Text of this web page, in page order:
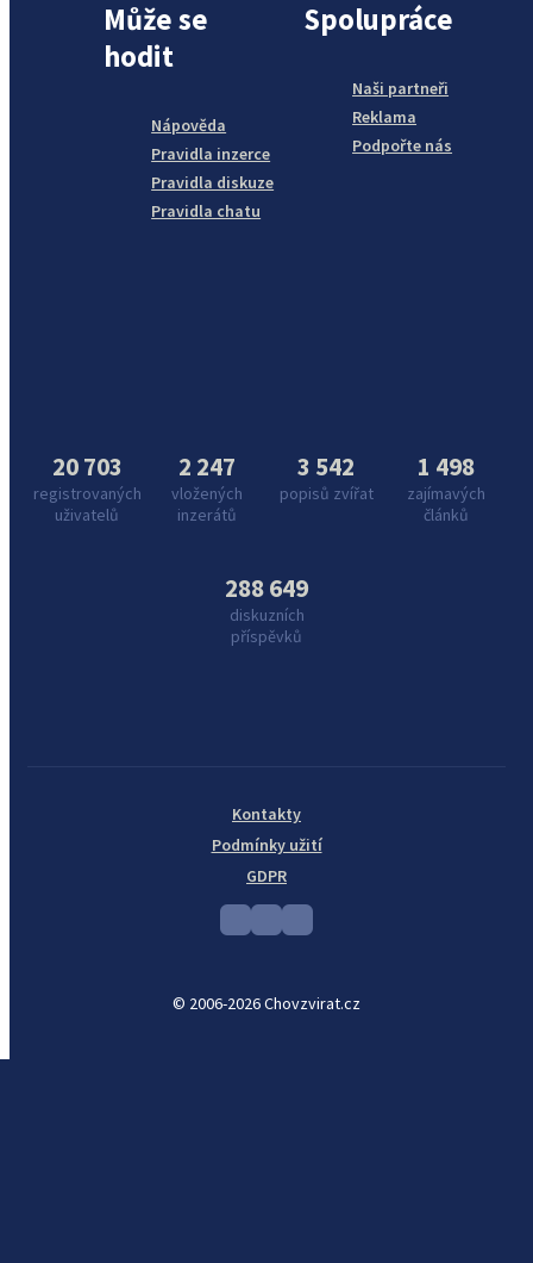
Může se
hodit
Nápověda
Pravidla inzerce
Pravidla diskuze
Pravidla chatu
Spolupráce
Naši partneři
Reklama
Podpořte nás
20 703
registrovaných
uživatelů
2 247
vložených
inzerátů
3 542
popisů zvířat
1 498
zajímavých
článků
288 649
diskuzních
příspěvků
© 2006-2026 Chovzvirat.cz
Kontakty
Podmínky užití
GDPR